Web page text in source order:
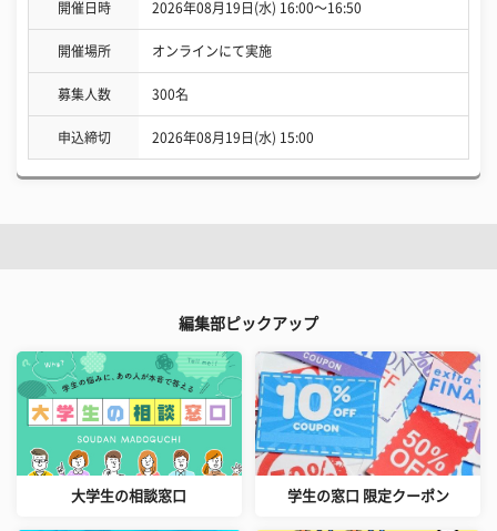
開催日時 2026年08月19日(水) 16:00〜16:50
開催場所 オンラインにて実施
募集人数 300名
申込締切 2026年08月19日(水) 15:00
編集部ピックアップ
大学生の相談窓口 学生の窓口 限定クーポン